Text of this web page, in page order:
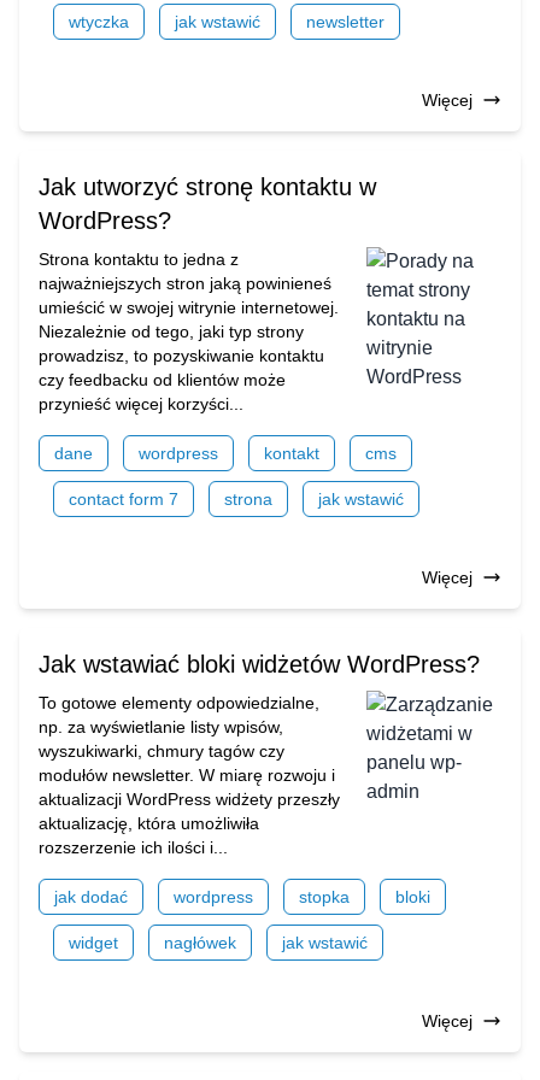
wtyczka jak wstawić newsletter
Więcej
Jak utworzyć stronę kontaktu w
WordPress?
Strona kontaktu to jedna z
najważniejszych stron jaką powinieneś
umieścić w swojej witrynie internetowej.
Niezależnie od tego, jaki typ strony
prowadzisz, to pozyskiwanie kontaktu
czy feedbacku od klientów może
przynieść więcej korzyści...
dane wordpress kontakt cms
contact form 7 strona jak wstawić
Więcej
Jak wstawiać bloki widżetów WordPress?
To gotowe elementy odpowiedzialne,
np. za wyświetlanie listy wpisów,
wyszukiwarki, chmury tagów czy
modułów newsletter. W miarę rozwoju i
aktualizacji WordPress widżety przeszły
aktualizację, która umożliwiła
rozszerzenie ich ilości i...
jak dodać wordpress stopka bloki
widget nagłówek jak wstawić
Więcej